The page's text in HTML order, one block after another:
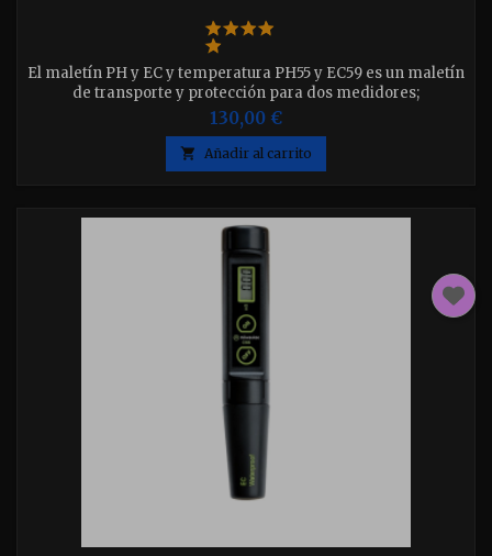
El maletín PH y EC y temperatura PH55 y EC59 es un maletín
de transporte y protección para dos medidores;
130,00 €
 Añadir al carrito